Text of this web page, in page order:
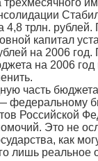
трехмесячного
4,8 трлн. рублей.
капитал
на 2006
на 2006
часть
федеральному
Российской
Это не
как
лишь реальное